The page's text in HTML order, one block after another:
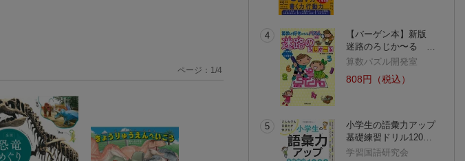
ページ： 1 /4
4
【バーゲン本】新版
迷路のろじか〜る …
算数パズル開発室
808円（税込）
5
小学生の語彙力アップ
基礎練習ドリル120…
学習国語研究会